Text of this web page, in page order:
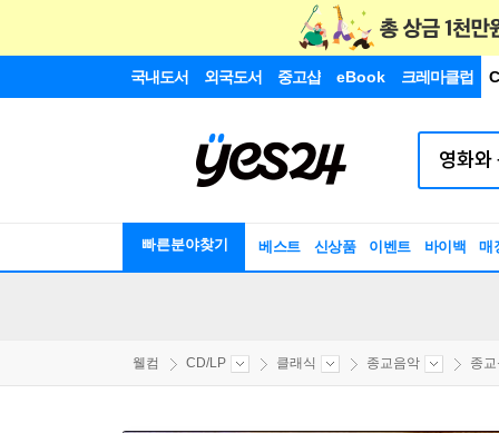
국내도서 외국도서 중고샵 eBook 크레마클럽
빠른분야찾기 베스트 신상품 이벤트 바이백 매
웰컴 CD/LP 클래식 종교음악 종